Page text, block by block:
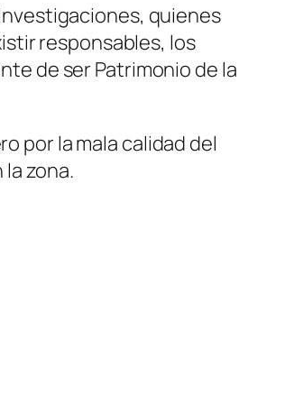
quienes
responsables, los
de ser Patrimonio de la
por la mala calidad del
zona.